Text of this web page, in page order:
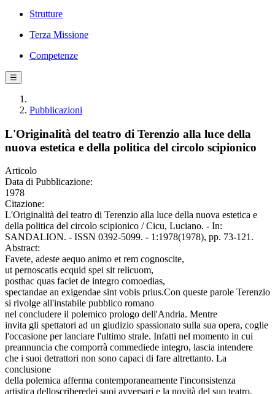
Strutture
Terza Missione
Competenze
☰
Pubblicazioni
L'Originalità del teatro di Terenzio alla luce della
nuova estetica e della politica del circolo scipionico
Articolo
Data di Pubblicazione:
1978
Citazione:
L'Originalità del teatro di Terenzio alla luce della nuova estetica e
della politica del circolo scipionico / Cicu, Luciano. - In:
SANDALION. - ISSN 0392-5099. - 1:1978(1978), pp. 73-121.
Abstract:
Favete, adeste aequo animo et rem cognoscite,
ut pernoscatis ecquid spei sit relicuom,
posthac quas faciet de integro comoedias,
spectandae an exigendae sint vobis prius.Con queste parole Terenzio
si rivolge all'instabile pubblico romano
nel concludere il polemico prologo dell'Andria. Mentre
invita gli spettatori ad un giudizio spassionato sulla sua opera, coglie
l'occasione per lanciare l'ultimo strale. Infatti nel momento in cui
preannuncia che comporrà commediede integro, lascia intendere
che i suoi detrattori non sono capaci di fare altrettanto. La
conclusione
della polemica afferma contemporaneamente l'inconsistenza
artistica delloscriberedei suoi avversari e la novità del suo teatro,